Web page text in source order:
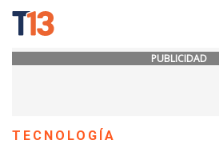
PUBLICIDAD
TECNOLOGÍA